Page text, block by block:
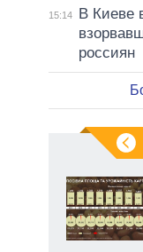
15:14
В Киеве
россиян